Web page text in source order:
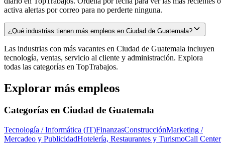
activa alertas por correo para no perderte ninguna.
¿Qué industrias tienen más empleos en Ciudad de Guatemala?
Las industrias con más vacantes en Ciudad de Guatemala incluyen
tecnología, ventas, servicio al cliente y administración. Explora
todas las categorías en TopTrabajos.
Explorar más empleos
Categorías en Ciudad de Guatemala
Tecnología / Informática (IT)FinanzasConstrucciónMarketing /
Mercadeo y PublicidadHotelería, Restaurantes y TurismoCall Center